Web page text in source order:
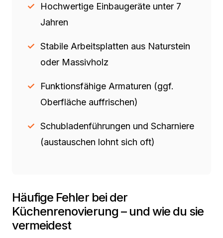
Hochwertige Einbaugeräte unter 7
Jahren
Stabile Arbeitsplatten aus Naturstein
oder Massivholz
Funktionsfähige Armaturen (ggf.
Oberfläche auffrischen)
Schubladenführungen und Scharniere
(austauschen lohnt sich oft)
Häufige Fehler bei der
Küchenrenovierung – und wie du sie
vermeidest